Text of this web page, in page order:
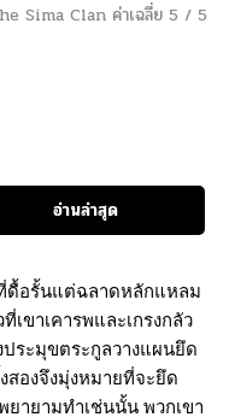
Sima Clan ค่าเฉลี่ย 5 / 5
อ่านล่าสุด
ดื้อรั้นแต่ฉลาดหลักแหลม
ขาเคารพและเกรงกลัว
ระมุขตระกูลวางแผนยึด
สองจึงมุ่งหมายที่จะยึด
ายามทำเช่นนั้น พวกเขา